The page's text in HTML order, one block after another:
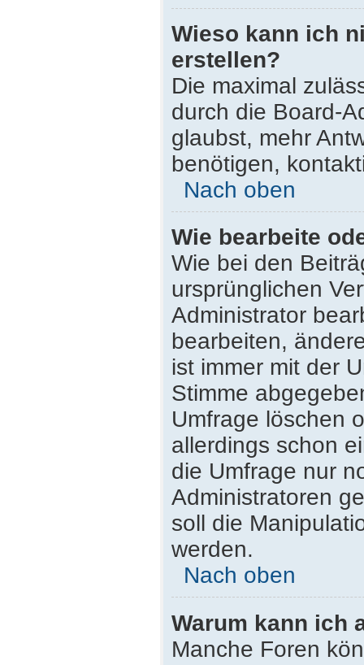
Wieso kann ich
erstellen?
Die maximal
durch die Board-
glaubst, mehr
benötigen,
Nach oben
Wie bearbeite
Wie bei den
ursprünglichen
Administrator
bearbeiten,
ist immer mit der
Stimme
Umfrage löschen
allerdings schon
die Umfrage nur
Administratoren
soll die
werden.
Nach oben
Warum kann ich
Manche Foren